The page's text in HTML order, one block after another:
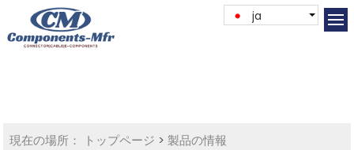
ja
現在の場所： トップページ >製品の情報